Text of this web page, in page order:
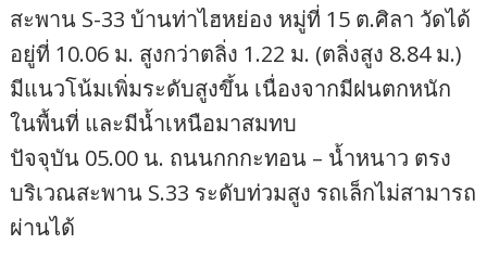
สะพาน S-33 บ้านท่าไฮหย่อง หมู่ที่ 15 ต.ศิลา วัดได้
อยู่ที่ 10.06 ม. สูงกว่าตลิ่ง 1.22 ม. (ตลิ่งสูง 8.84 ม.)
มีแนวโน้มเพิ่มระดับสูงขึ้น เนื่องจากมีฝนตกหนัก
ในพื้นที่ และมีน้ำเหนือมาสมทบ
ปัจจุบัน 05.00 น. ถนนกกกะทอน – น้ำหนาว ตรง
บริเวณสะพาน S.33 ระดับท่วมสูง รถเล็กไม่สามารถ
ผ่านได้